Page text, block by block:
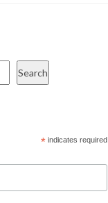
Search
*indicates required